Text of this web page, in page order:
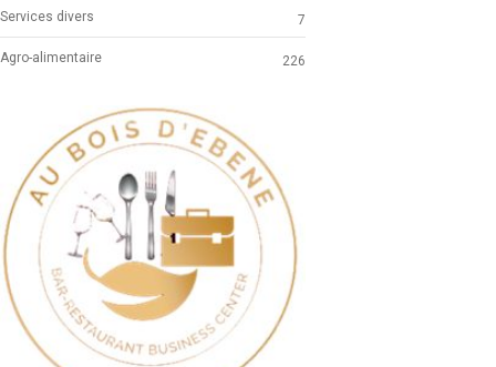
Services divers 7
Agro-alimentaire 226
Previous Next